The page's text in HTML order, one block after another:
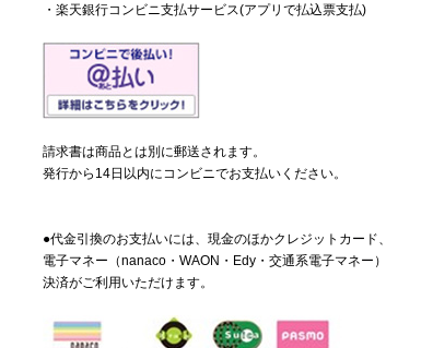
・楽天銀行コンビニ支払サービス(アプリで払込票支払)
請求書は商品とは別に郵送されます。
発行から14日以内にコンビニでお支払いください。
●代金引換のお支払いには、現金のほかクレジットカード、
電子マネー（nanaco・WAON・Edy・交通系電子マネー）
決済がご利用いただけます。